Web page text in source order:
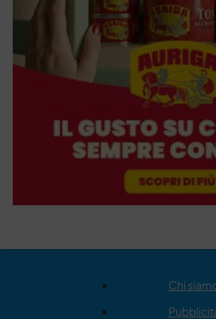
Chi